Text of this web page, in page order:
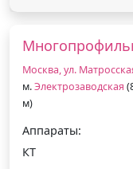
Москва, ул.
м.Электрозаводская
м)
Аппараты:
КТ